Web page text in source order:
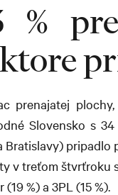
%
prenajatej
Slovensko s
Bratislavy) pripadlo
v treťom štvrťroku
(19 %) a 3PL (15 %).